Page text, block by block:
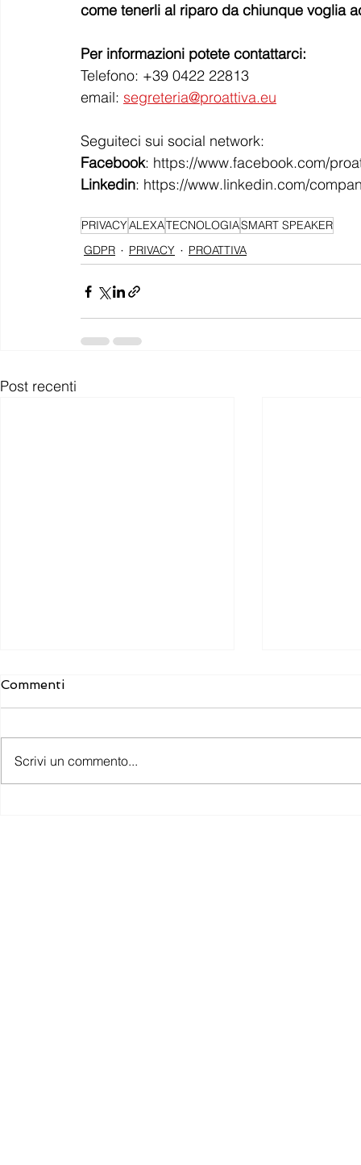
come tenerli al riparo da chiunque voglia
Per informazioni potete contattarci:
Telefono: +39 0422 22813
email: segreteria@proattiva.eu
Seguiteci sui social network:
Facebook: https://www.facebook.com/
Linkedin: https://www.linkedin.com/
PRIVACYALEXATECNOLOGIASMART SPEAKER
GDPR
PRIVACY PROATTIVA
Post recenti
Commenti
Scrivi un commento...